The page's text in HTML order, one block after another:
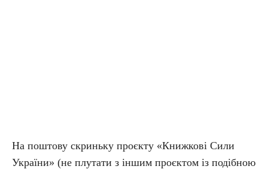
На поштову скриньку проєкту «Книжкові Сили
України» (не плутати з іншим проєктом із подібною